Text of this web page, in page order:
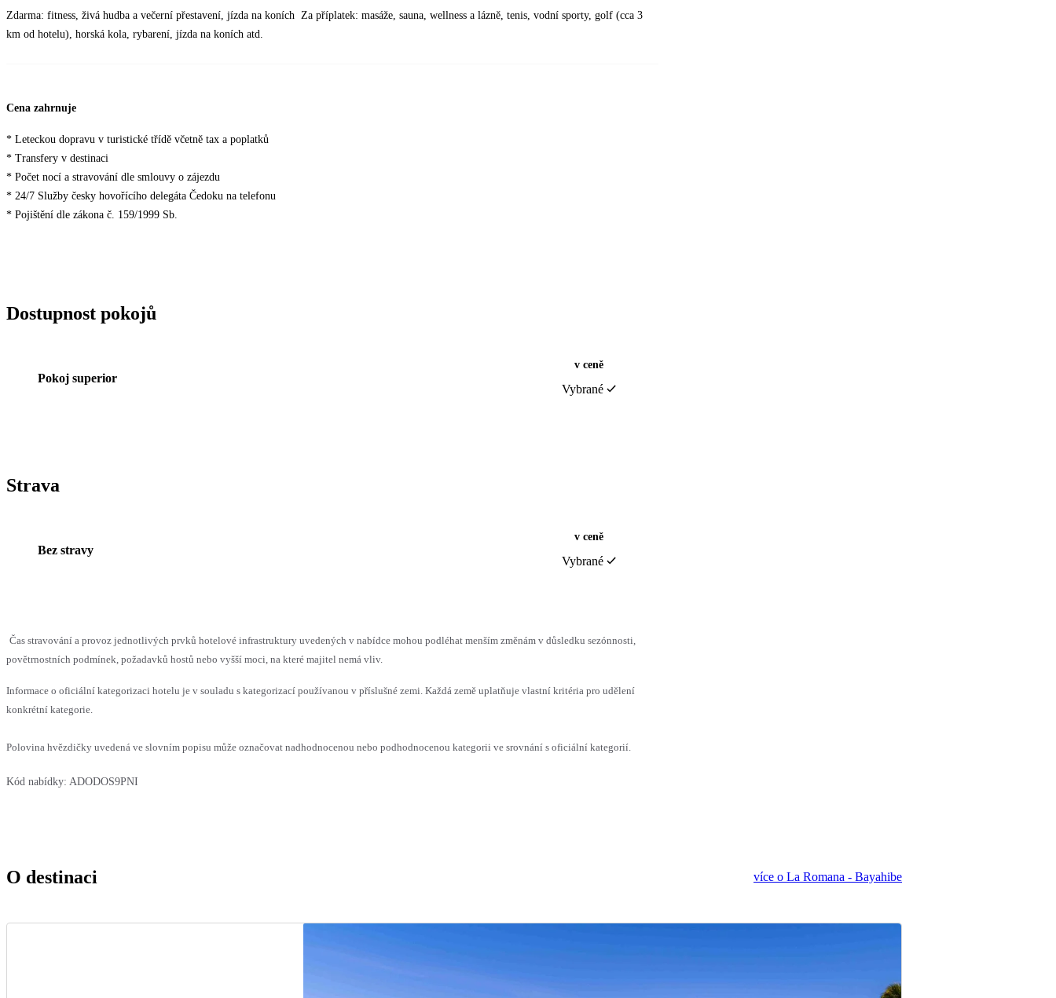
Zdarma: fitness, živá hudba a večerní přestavení, jízda na koních Za příplatek: masáže, sauna, wellness a lázně, tenis, vodní sporty, golf (cca 3
km od hotelu), horská kola, rybarení, jízda na koních atd.
Cena zahrnuje
* Leteckou dopravu v turistické třídě včetně tax a poplatků
* Transfery v destinaci
* Počet nocí a stravování dle smlouvy o zájezdu
* 24/7 Služby česky hovořícího delegáta Čedoku na telefonu
* Pojištění dle zákona č. 159/1999 Sb.
Dostupnost pokojů
Pokoj superior
v ceně
Vybrané
Strava
Bez stravy
v ceně
Vybrané
Čas stravování a provoz jednotlivých prvků hotelové infrastruktury uvedených v nabídce mohou podléhat menším změnám v důsledku sezónnosti,
povětrnostních podmínek, požadavků hostů nebo vyšší moci, na které majitel nemá vliv.
Informace o oficiální kategorizaci hotelu je v souladu s kategorizací používanou v příslušné zemi. Každá země uplatňuje vlastní kritéria pro udělení
konkrétní kategorie.
Polovina hvězdičky uvedená ve slovním popisu může označovat nadhodnocenou nebo podhodnocenou kategorii ve srovnání s oficiální kategorií.
Kód nabídky: ADODOS9PNI
O destinaci více o La Romana - Bayahibe